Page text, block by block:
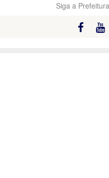
Siga a